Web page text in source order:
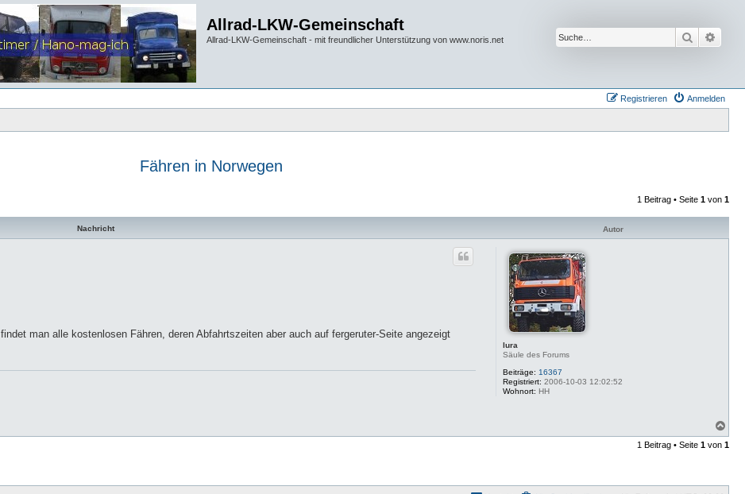
Allrad-LKW-Gemeinschaft
Allrad-LKW-Gemeinschaft - mit freundlicher Unterstützung von www.noris.net Suche
Anmelden
Registrieren
Fähren in Norwegen
1 Beitrag • Seite 1 von 1
Nachricht Autor
lura
Säule des Forums
Beiträge: 16367
Registriert: 2006-10-03 12:02:52
Wohnort: HH
findet man alle kostenlosen Fähren, deren Abfahrtszeiten aber auch auf fergeruter-Seite angezeigt
a
c
1 Beitrag • Seite 1 von 1